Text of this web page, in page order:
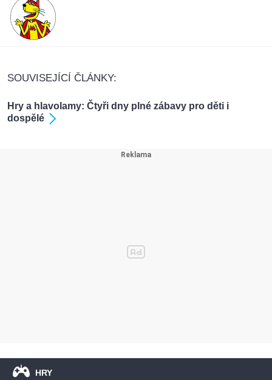
SOUVISEJÍCÍ ČLÁNKY:
Hry a hlavolamy: Čtyři dny plné zábavy pro děti i
dospělé
HRY